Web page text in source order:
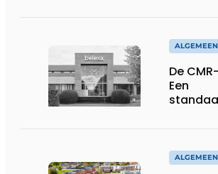
ALGEMEEN
De
Een
ALGEMEEN